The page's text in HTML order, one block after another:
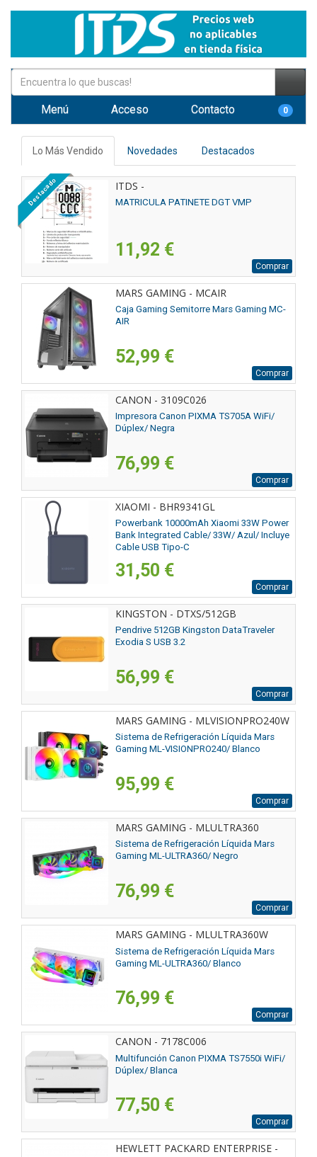
Menú Acceso Contacto 0
Lo Más Vendido Novedades Destacados
Destacado ITDS -
MATRICULA PATINETE DGT VMP
11,92 €
Comprar
MARS GAMING - MCAIR
Caja Gaming Semitorre Mars Gaming MC-
AIR
52,99 €
Comprar
CANON - 3109C026
Impresora Canon PIXMA TS705A WiFi/
Dúplex/ Negra
76,99 €
Comprar
XIAOMI - BHR9341GL
Powerbank 10000mAh Xiaomi 33W Power
Bank Integrated Cable/ 33W/ Azul/ Incluye
Cable USB Tipo-C
31,50 €
Comprar
KINGSTON - DTXS/512GB
Pendrive 512GB Kingston DataTraveler
Exodia S USB 3.2
56,99 €
Comprar
MARS GAMING - MLVISIONPRO240W
Sistema de Refrigeración Líquida Mars
Gaming ML-VISIONPRO240/ Blanco
95,99 €
Comprar
MARS GAMING - MLULTRA360
Sistema de Refrigeración Líquida Mars
Gaming ML-ULTRA360/ Negro
76,99 €
Comprar
MARS GAMING - MLULTRA360W
Sistema de Refrigeración Líquida Mars
Gaming ML-ULTRA360/ Blanco
76,99 €
Comprar
CANON - 7178C006
Multifunción Canon PIXMA TS7550i WiFi/
Dúplex/ Blanca
77,50 €
Comprar
HEWLETT PACKARD ENTERPRISE -